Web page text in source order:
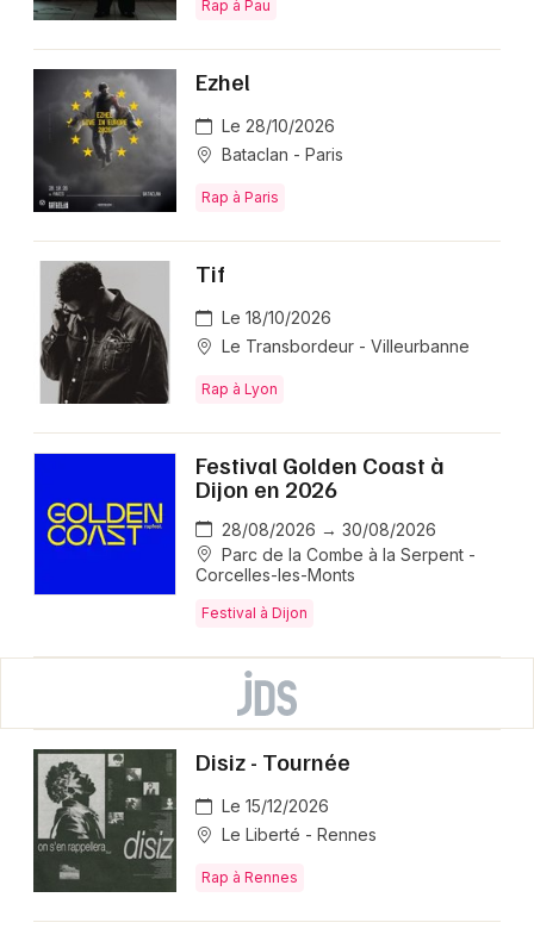
Rap à Pau
Ezhel
Le 28/10/2026
Bataclan - Paris
Rap à Paris
Tif
Le 18/10/2026
Le Transbordeur - Villeurbanne
Rap à Lyon
Festival Golden Coast à
Dijon en 2026
28/08/2026 → 30/08/2026
Parc de la Combe à la Serpent -
Corcelles-les-Monts
Festival à Dijon
Disiz - Tournée
Le 15/12/2026
Le Liberté - Rennes
Rap à Rennes